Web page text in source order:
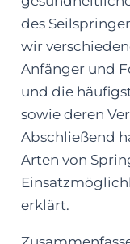
des
wir
Anfänger und
und die
sowie deren
Abschließend
Arten von
erklärt.